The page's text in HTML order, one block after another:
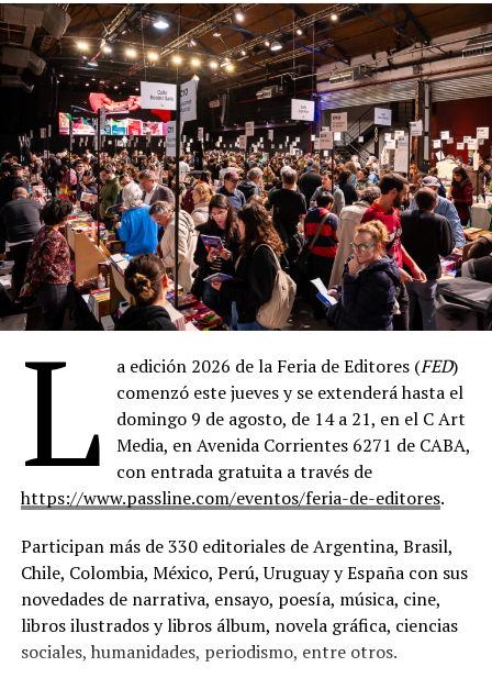
L a edición 2026 de la Feria de Editores (FED)
comenzó este jueves y se extenderá hasta el
domingo 9 de agosto, de 14 a 21, en el C Art
Media, en Avenida Corrientes 6271 de CABA,
con entrada gratuita a través de
https://www.passline.com/eventos/feria-de-editores.
Participan más de 330 editoriales de Argentina, Brasil,
Chile, Colombia, México, Perú, Uruguay y España con sus
novedades de narrativa, ensayo, poesía, música, cine,
libros ilustrados y libros álbum, novela gráfica, ciencias
sociales, humanidades, periodismo, entre otros.